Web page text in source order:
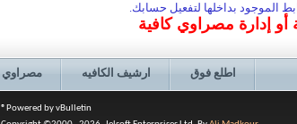
الموجود بداخلها لتفعيل حسابك.
أو إدارة مصراوي كافية
مصراوي ارشيف الكافيه اطلع فوق
Powered by vBulletin®